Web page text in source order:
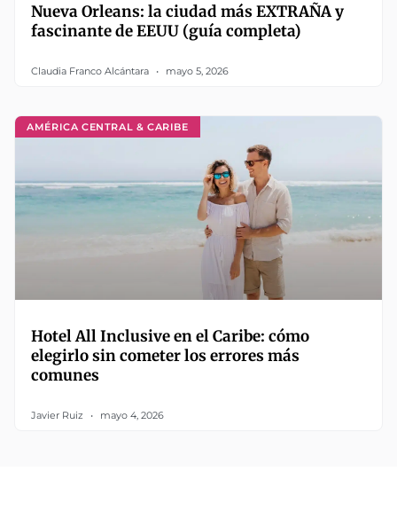
Nueva Orleans: la ciudad más EXTRAÑA y
fascinante de EEUU (guía completa)
Claudia Franco Alcántara mayo 5, 2026
AMÉRICA CENTRAL & CARIBE
Hotel All Inclusive en el Caribe: cómo
elegirlo sin cometer los errores más
comunes
Javier Ruiz mayo 4, 2026